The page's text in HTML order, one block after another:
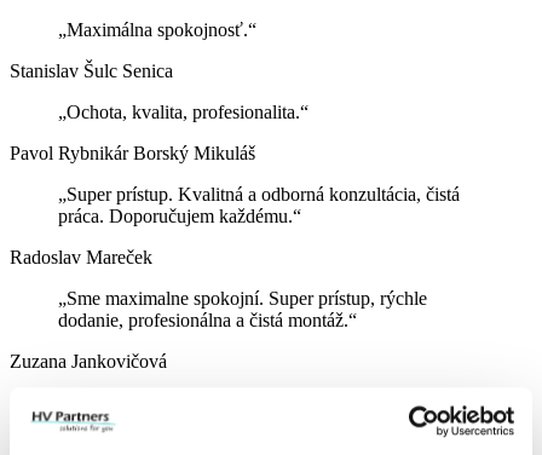
„Maximálna spokojnosť.“
Stanislav Šulc Senica
„Ochota, kvalita, profesionalita.“
Pavol RybnikárBorský Mikuláš
„Super prístup. Kvalitná a odborná konzultácia, čistá
práca. Doporučujem každému.“
Radoslav Mareček
„Sme maximalne spokojní. Super prístup, rýchle
dodanie, profesionálna a čistá montáž.“
Zuzana Jankovičová
„Ďakujeme za odborné poradenstvo, profesionálny
prístup, ústretovosť pri dohodnutých termínoch